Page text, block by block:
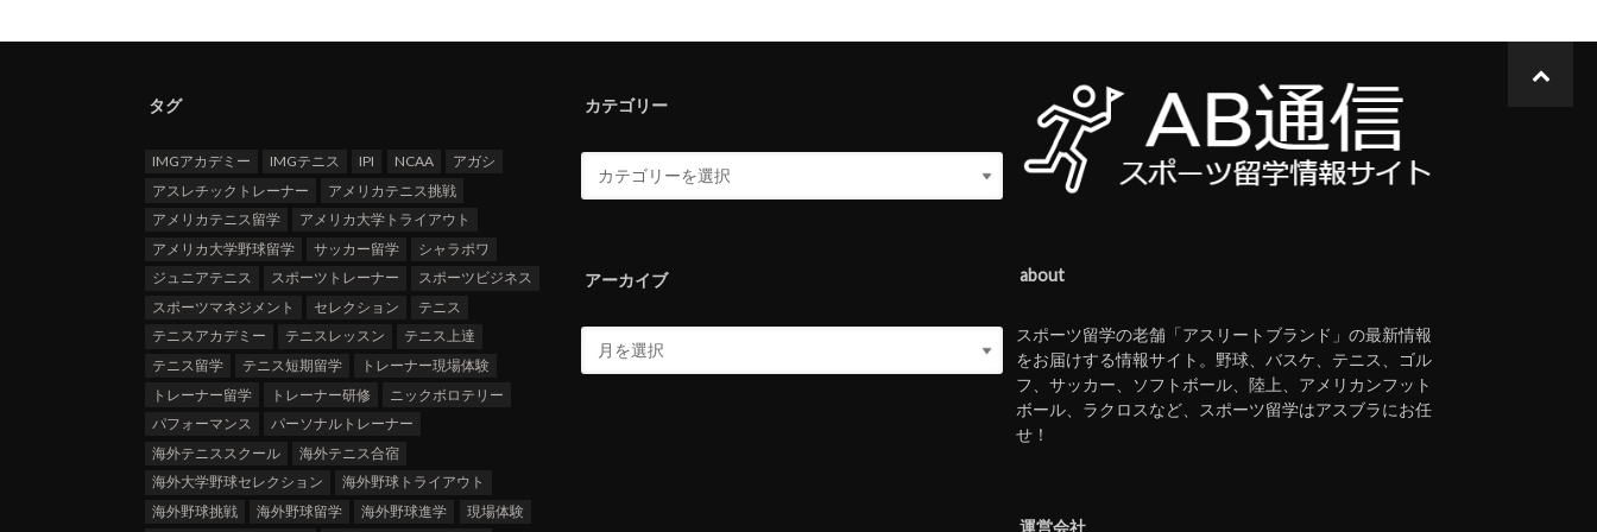
タグ
IMGアカデミー IMGテニス IPI NCAA
アガシ
アスレチックトレーナー
アメリカテニス挑戦
アメリカテニス留学
アメリカ大学トライアウト
アメリカ大学野球留学
サッカー留学
シャラポワ
ジュニアテニス
スポーツトレーナー
スポーツビジネス
スポーツマネジメント
セレクション
テニス
テニスアカデミー
テニスレッスン
テニス上達
テニス留学
テニス短期留学
トレーナー現場体験
トレーナー留学
トレーナー研修
ニックボロテリー
パフォーマンス
パーソナルトレーナー
海外テニススクール
海外テニス合宿
海外大学野球セレクション
海外野球トライアウト
海外野球挑戦
海外野球留学 海外野球進学
現場体験
カテゴリー
アーカイブ about
スポーツ留学の老舗「アスリートブランド」の最新情報
をお届けする情報サイト。野球、バスケ、テニス、ゴル
フ、サッカー、ソフトボール、陸上、アメリカンフット
ボール、ラクロスなど、スポーツ留学はアスブラにお任
せ！
運営会社